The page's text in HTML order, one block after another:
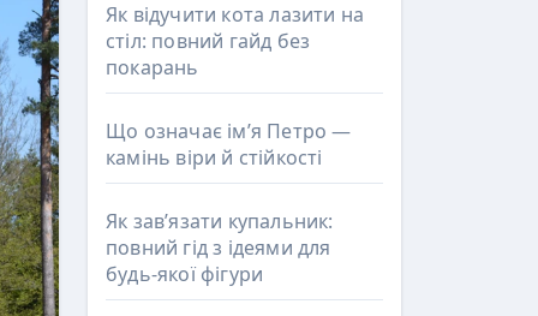
Як відучити кота лазити на
стіл: повний гайд без
покарань
Що означає ім’я Петро —
камінь віри й стійкості
Як зав’язати купальник:
повний гід з ідеями для
будь-якої фігури